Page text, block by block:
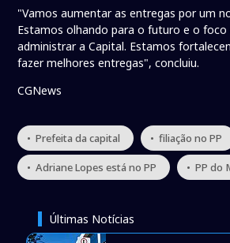
"Vamos aumentar as entregas por um
Estamos olhando para o futuro e o foco
administrar a Capital. Estamos
fazer melhores entregas", concluiu.
CGNews
• Prefeita da capital • filiação no PP
• Adriane Lopes está no PP • PP do
Últimas Notícias